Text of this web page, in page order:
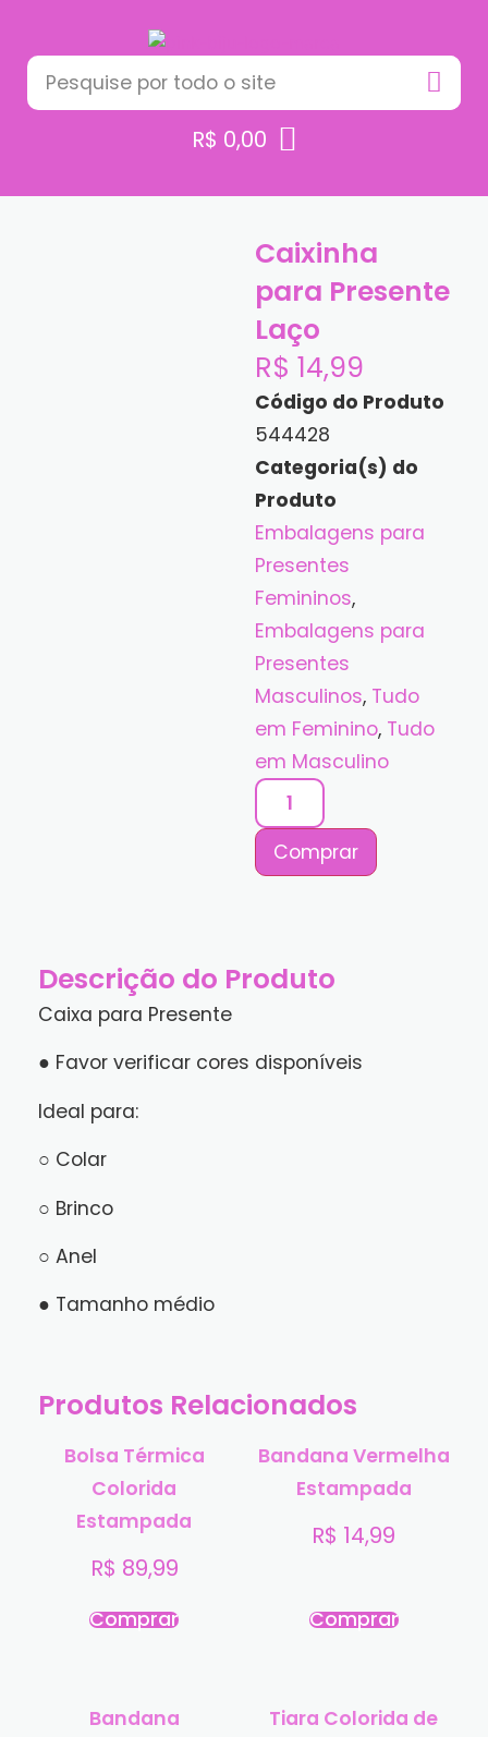
R$ 0,00
Caixinha
para Presente
Laço
R$ 14,99
Código do Produto
544428
Categoria(s) do
Produto
Embalagens para
Presentes
Femininos,
Embalagens para
Presentes
Masculinos, Tudo
em Feminino, Tudo
em Masculino
Comprar
Descrição do Produto
Caixa para Presente
● Favor verificar cores disponíveis
Ideal para:
○ Colar
○ Brinco
○ Anel
● Tamanho médio
Produtos Relacionados
Bolsa Térmica
Colorida
Estampada
R$ 89,99
Comprar
Bandana Vermelha
Estampada
R$ 14,99
Comprar
Bandana
Tiara Colorida de